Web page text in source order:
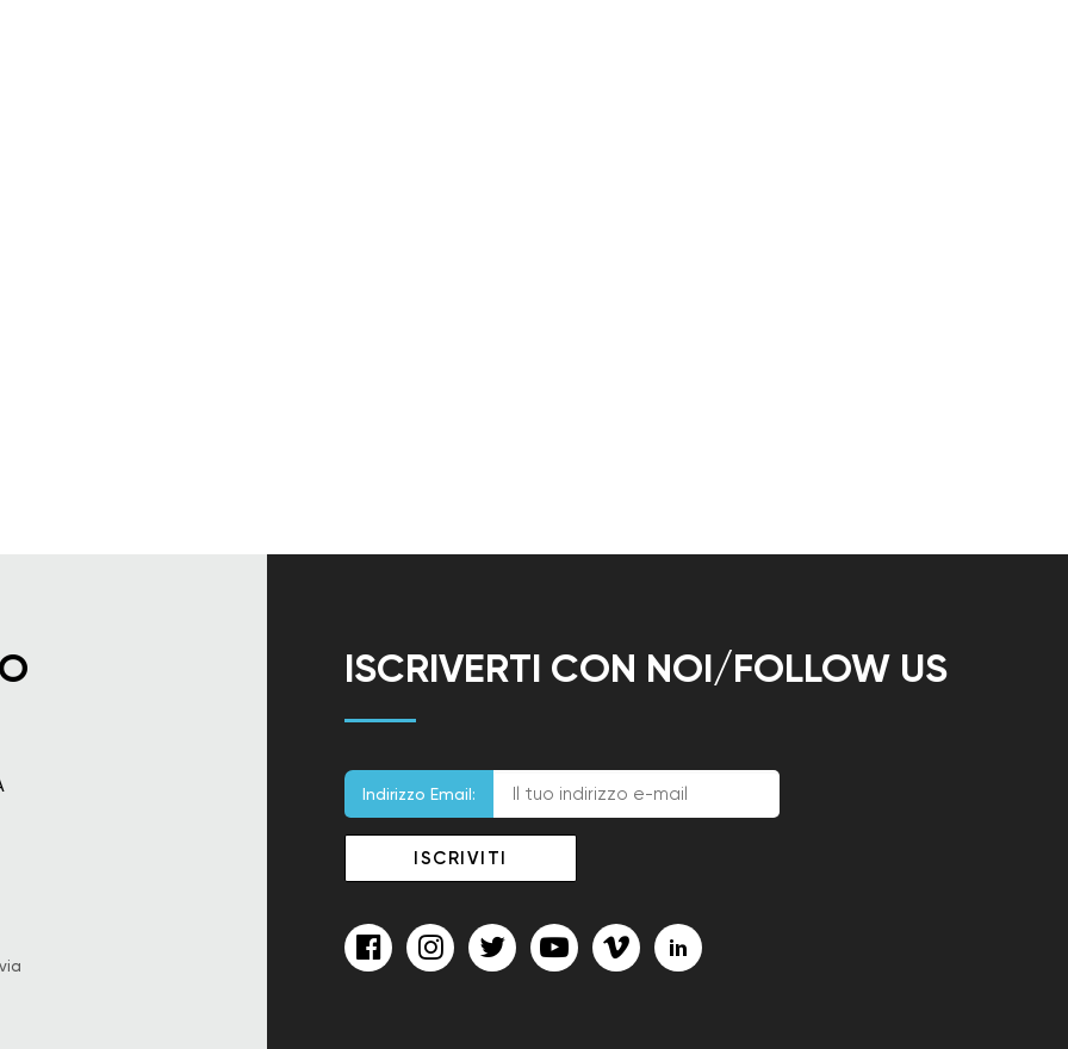
ISCRIVERTI CON NOI/FOLLOW US
Indirizzo Email: